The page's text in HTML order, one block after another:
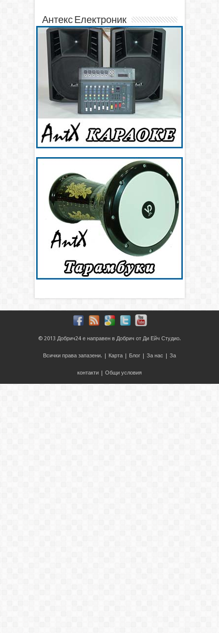
Антекс Електроник
© 2013 Добрич24 е направен в Добрич от Ди Ейч Студио.
Всички права запазени. | Карта Блог За нас За
контакти Общи условия